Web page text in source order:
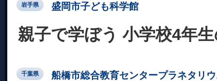
岩手県 盛岡市子ども科学館
親子で学ぼう 小学校4年
千葉県 船橋市総合教育センタープラネタリ